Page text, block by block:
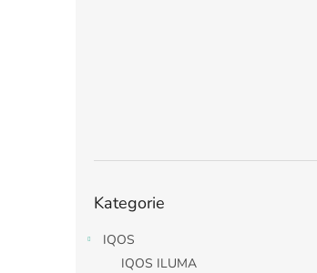
kategorie
Kategorie
IQOS
IQOS ILUMA